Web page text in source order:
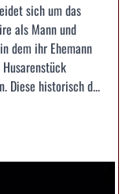
sich um das
als Mann und
dem ihr Ehemann
Diese historisch d...